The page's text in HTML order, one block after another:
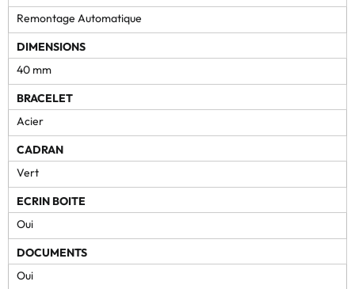
Remontage Automatique
DIMENSIONS
40 mm
BRACELET
Acier
CADRAN
Vert
ECRIN BOITE
Oui
DOCUMENTS
Oui